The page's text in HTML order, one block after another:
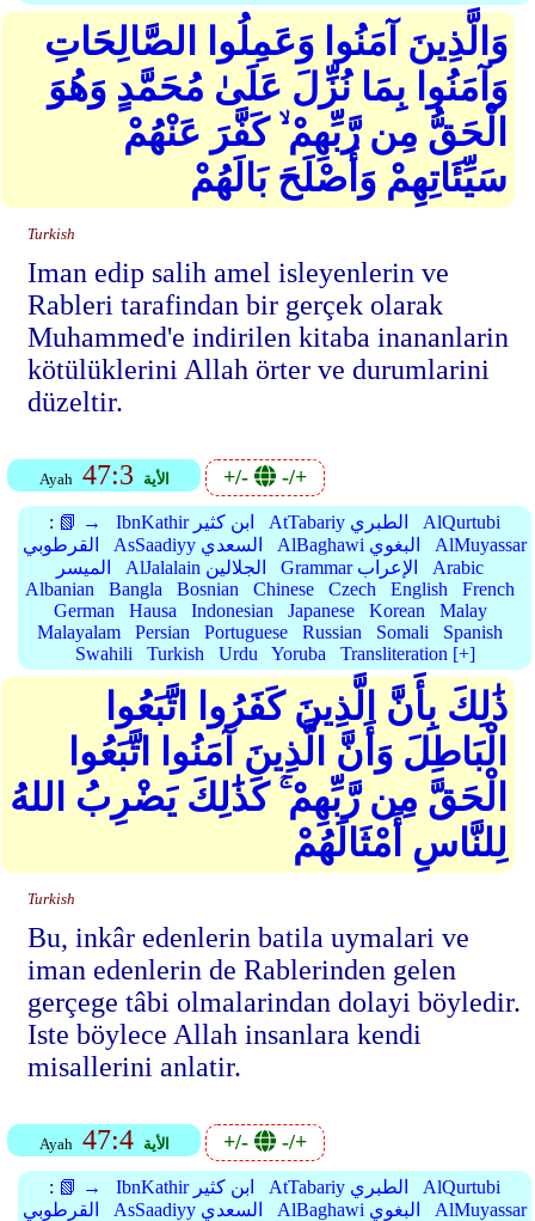
وَالَّذِينَ آمَنُوا وَعَمِلُوا الصَّالِحَاتِ
وَآمَنُوا بِمَا نُزِّلَ عَلَىٰ مُحَمَّدٍ وَهُوَ
الْحَقُّ مِن رَّبِّهِمْ ۙ كَفَّرَ عَنْهُمْ
سَيِّئَاتِهِمْ وَأَصْلَحَ بَالَهُمْ
Turkish
Iman edip salih amel isleyenlerin ve
Rableri tarafindan bir gerçek olarak
Muhammed'e indirilen kitaba inananlarin
kötülüklerini Allah örter ve durumlarini
düzeltir.
Ayah 47:3 الأية +/- -/+
: 📗 → IbnKathir ابن كثير AtTabariy الطبري
AlQurtubi
القرطوبي
AsSaadiyy السعدي AlBaghawi البغوي
AlMuyassar
الميسر
AlJalalain الجلالين Grammar الإعراب
Arabic
Albanian
Bangla Bosnian Chinese Czech English
French
German
Hausa Indonesian Japanese Korean
Malay
Malayalam
Persian Portuguese Russian Somali
Spanish
Swahili
Turkish Urdu Yoruba Transliteration [+]
ذَٰلِكَ بِأَنَّ الَّذِينَ كَفَرُوا اتَّبَعُوا
الْبَاطِلَ وَأَنَّ الَّذِينَ آمَنُوا اتَّبَعُوا
الْحَقَّ مِن رَّبِّهِمْ ۚ كَذَٰلِكَ يَضْرِبُ اللهُ
لِلنَّاسِ أَمْثَالَهُمْ
Turkish
Bu, inkâr edenlerin batila uymalari ve
iman edenlerin de Rablerinden gelen
gerçege tâbi olmalarindan dolayi böyledir.
Iste böylece Allah insanlara kendi
misallerini anlatir.
Ayah 47:4 الأية +/- -/+
: 📗 → IbnKathir ابن كثير AtTabariy الطبري
AlQurtubi
القرطوبي
AsSaadiyy السعدي AlBaghawi البغوي
AlMuyassar